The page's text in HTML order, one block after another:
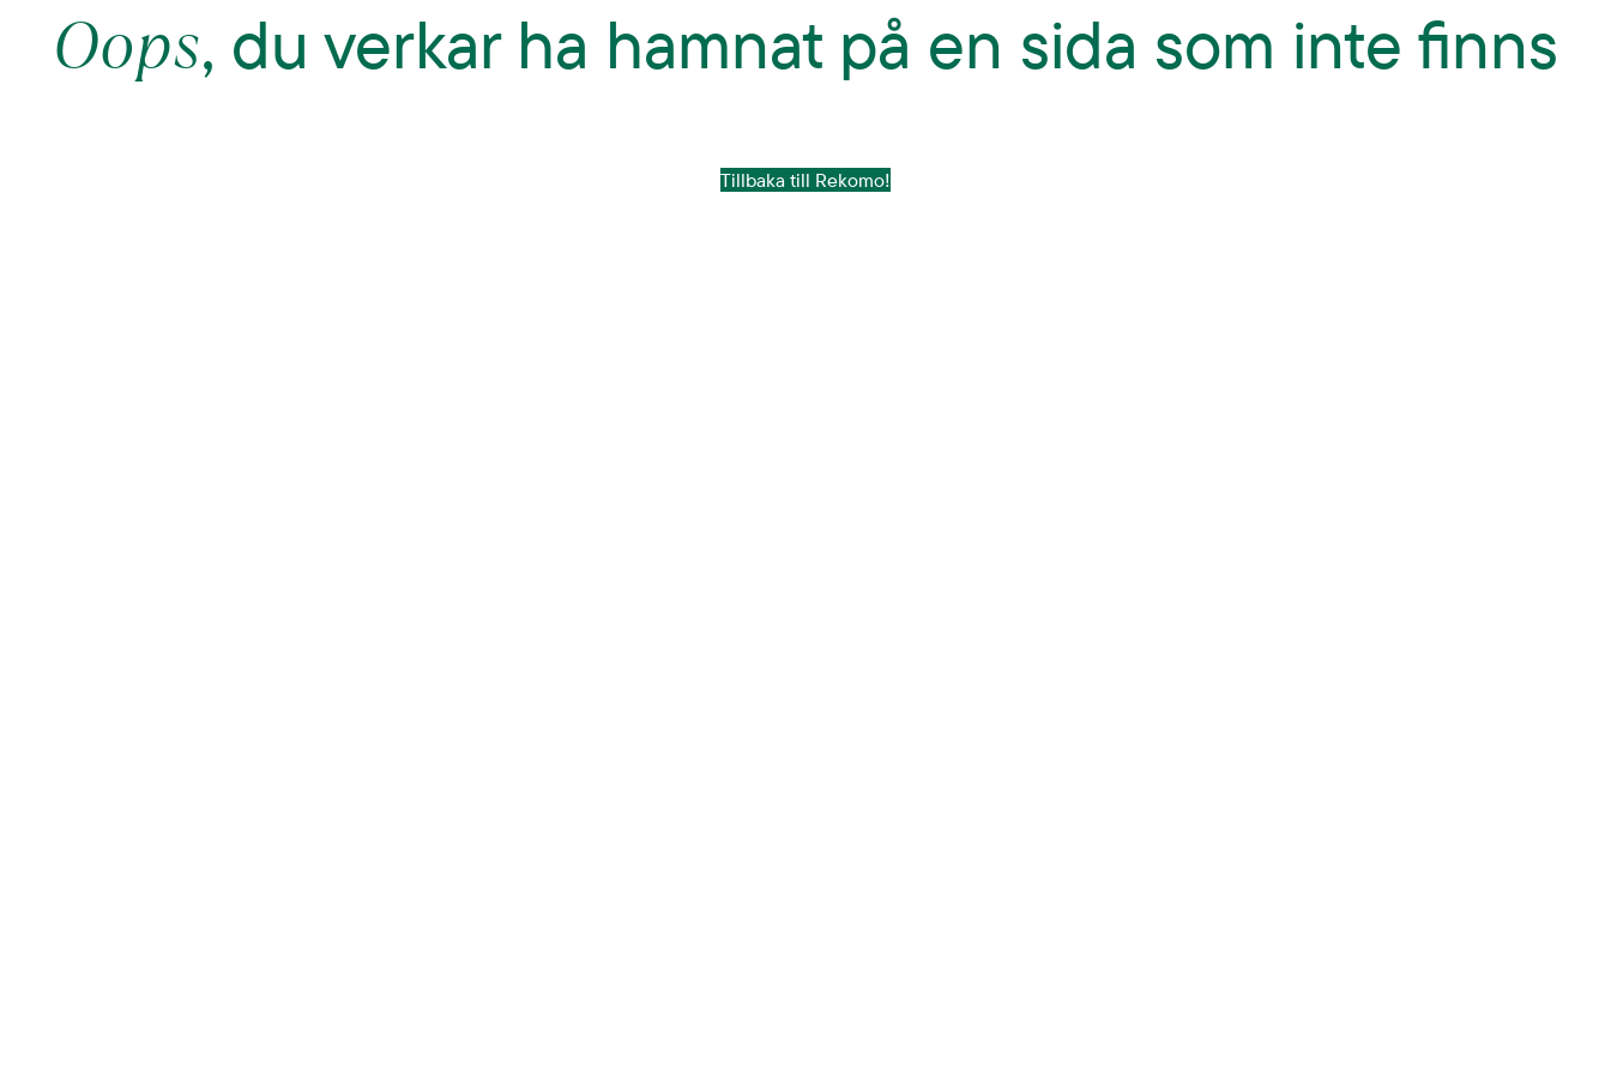
Oops, du verkar ha hamnat på en sida som inte finns
Tillbaka till Rekomo!